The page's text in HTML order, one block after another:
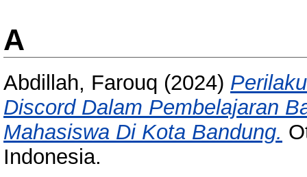
A
Abdillah, Farouq (2024)
Discord Dalam Pembelajaran
Mahasiswa Di Kota Bandung.
Indonesia.